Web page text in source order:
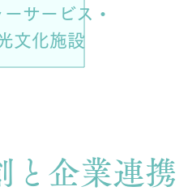
ーサービス​・
文化施設
と企業連携